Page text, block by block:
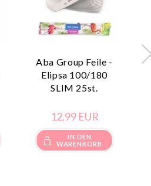
Aba Group Feile -
Elipsa 100/180
SLIM 25st.
12,99 EUR
IN DEN
WARENKORB